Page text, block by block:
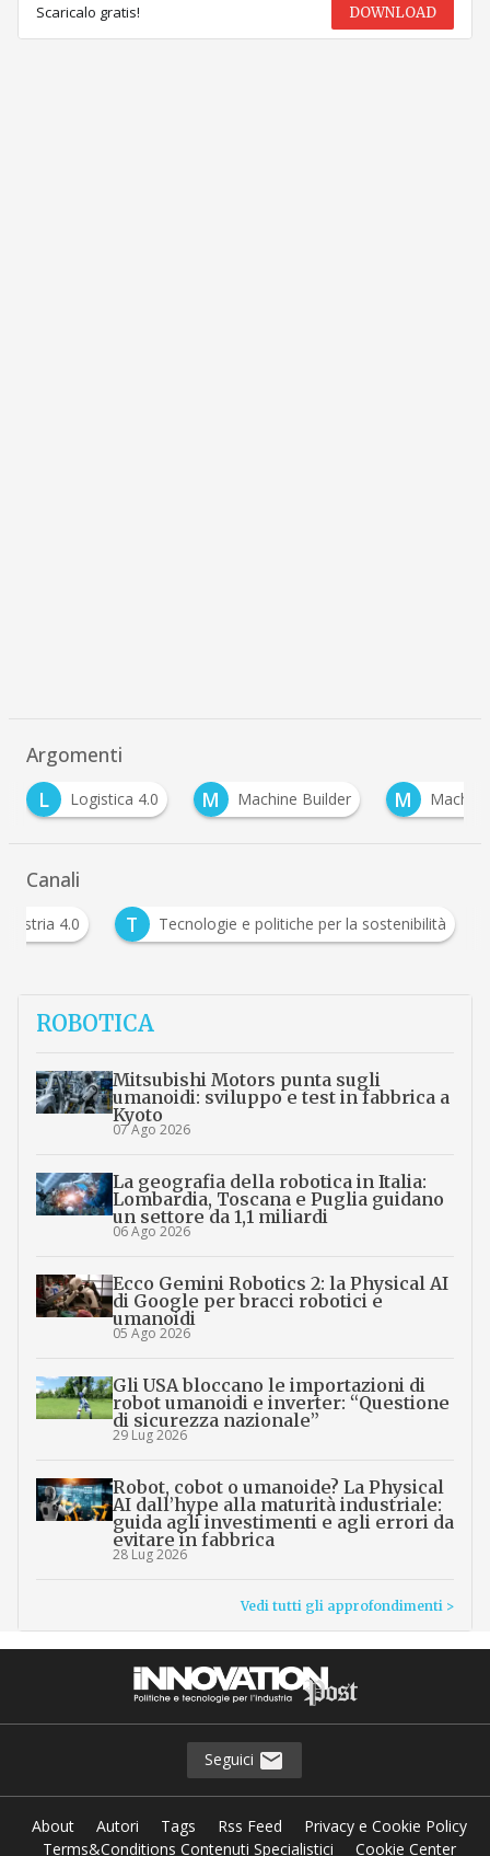
Scaricalo gratis! DOWNLOAD
Argomenti
L
Logistica 4.0 M Machine Builder M Machinery
Canali
Industria 4.0 T Tecnologie e politiche per la sostenibilità
ROBOTICA
Mitsubishi Motors punta sugli
umanoidi: sviluppo e test in fabbrica a
Kyoto
07 Ago 2026
La geografia della robotica in Italia:
Lombardia, Toscana e Puglia guidano
un settore da 1,1 miliardi
06 Ago 2026
Ecco Gemini Robotics 2: la Physical AI
di Google per bracci robotici e
umanoidi
05 Ago 2026
Gli USA bloccano le importazioni di
robot umanoidi e inverter: “Questione
di sicurezza nazionale”
29 Lug 2026
Robot, cobot o umanoide? La Physical
AI dall’hype alla maturità industriale:
guida agli investimenti e agli errori da
evitare in fabbrica
28 Lug 2026
Vedi tutti gli approfondimenti >
Seguici
About Autori Tags Rss Feed
Privacy e Cookie Policy
Terms&Conditions Contenuti Specialistici
Cookie Center